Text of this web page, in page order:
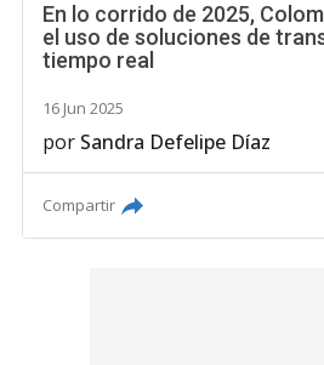
En lo corrido de 2025,
el uso de soluciones de
tiempo real
16 Jun 2025
por Sandra Defelipe Díaz
Compartir